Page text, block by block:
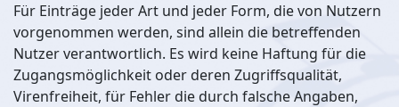
Für Einträge jeder Art und jeder Form, die von Nutzern
vorgenommen werden, sind allein die betreffenden
Nutzer verantwortlich. Es wird keine Haftung für die
Zugangsmöglichkeit oder deren Zugriffsqualität,
Virenfreiheit, für Fehler die durch falsche Angaben,